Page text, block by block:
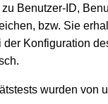
Benutzer-ID,
bzw. Sie
Konfiguration
wurden von